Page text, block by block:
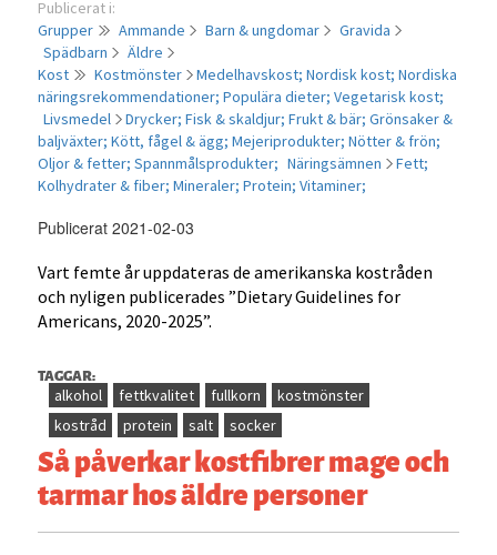
Publicerat i:
Grupper
Ammande Barn & ungdomar
Gravida
Spädbarn
Äldre
Kost
Kostmönster Medelhavskost;Nordisk kost;Nordiska
näringsrekommendationer;Populära dieter;Vegetarisk kost;
Livsmedel
Drycker;Fisk & skaldjur;Frukt & bär;Grönsaker &
baljväxter;Kött, fågel & ägg;Mejeriprodukter;Nötter & frön;
Oljor & fetter;Spannmålsprodukter; Näringsämnen
Fett;
Kolhydrater & fiber;Mineraler;Protein;Vitaminer;
Publicerat 2021-02-03
Vart femte år uppdateras de amerikanska kostråden
och nyligen publicerades ”Dietary Guidelines for
Americans, 2020-2025”.
TAGGAR:
alkohol fettkvalitet fullkorn
kostmönster
kostråd
protein salt socker
Så påverkar kostfibrer mage och
tarmar hos äldre personer